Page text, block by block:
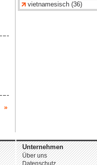
»
vietnamesisch (36)
Unternehmen
Über uns
Datenschutz